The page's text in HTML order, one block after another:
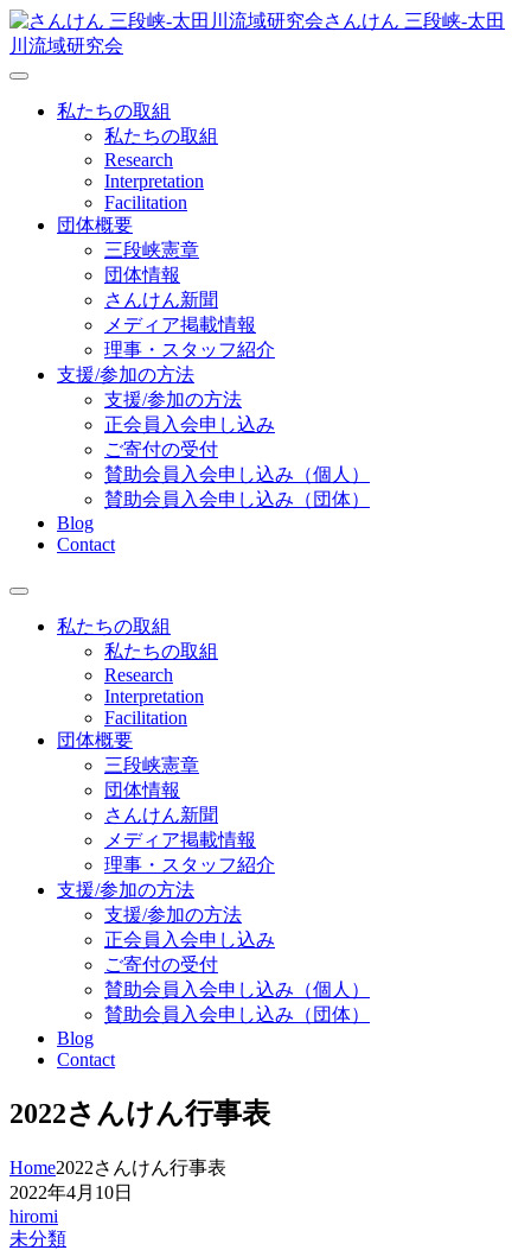
さんけん 三段峡‐太田
川流域研究会
私たちの取組
私たちの取組
Research
Interpretation
Facilitation
団体概要
三段峡憲章
団体情報
さんけん新聞
メディア掲載情報
理事・スタッフ紹介
支援/参加の方法
支援/参加の方法
正会員入会申し込み
ご寄付の受付
賛助会員入会申し込み（個人）
賛助会員入会申し込み（団体）
Blog
Contact
私たちの取組
私たちの取組
Research
Interpretation
Facilitation
団体概要
三段峡憲章
団体情報
さんけん新聞
メディア掲載情報
理事・スタッフ紹介
支援/参加の方法
支援/参加の方法
正会員入会申し込み
ご寄付の受付
賛助会員入会申し込み（個人）
賛助会員入会申し込み（団体）
Blog
Contact
2022さんけん行事表
Home2022さんけん行事表
2022年4月10日
hiromi
未分類